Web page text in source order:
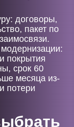
договоры,
пакет по
покрытия
срок 60
месяца из-
потери